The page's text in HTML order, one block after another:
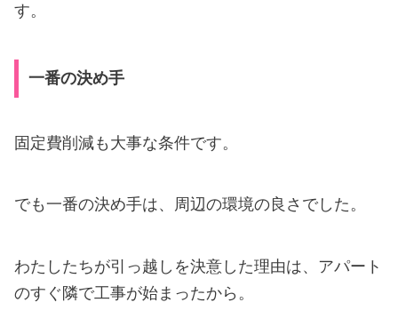
す。
一番の決め手
固定費削減も大事な条件です。
でも一番の決め手は、周辺の環境の良さでした。
わたしたちが引っ越しを決意した理由は、アパート
のすぐ隣で工事が始まったから。